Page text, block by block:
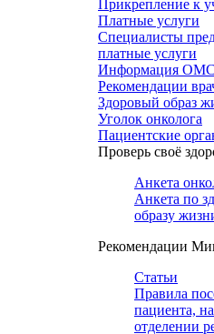
Прикрепление к
Платные услуги
Специалисты
платные услуги
Информация ОМС
Рекомендации
Здоровый образ
Уголок онколога
Пациентские
Проверь своё
Анкета
Анкета по
образу
Рекомендации
Статьи
Правила
пациента,
отделении